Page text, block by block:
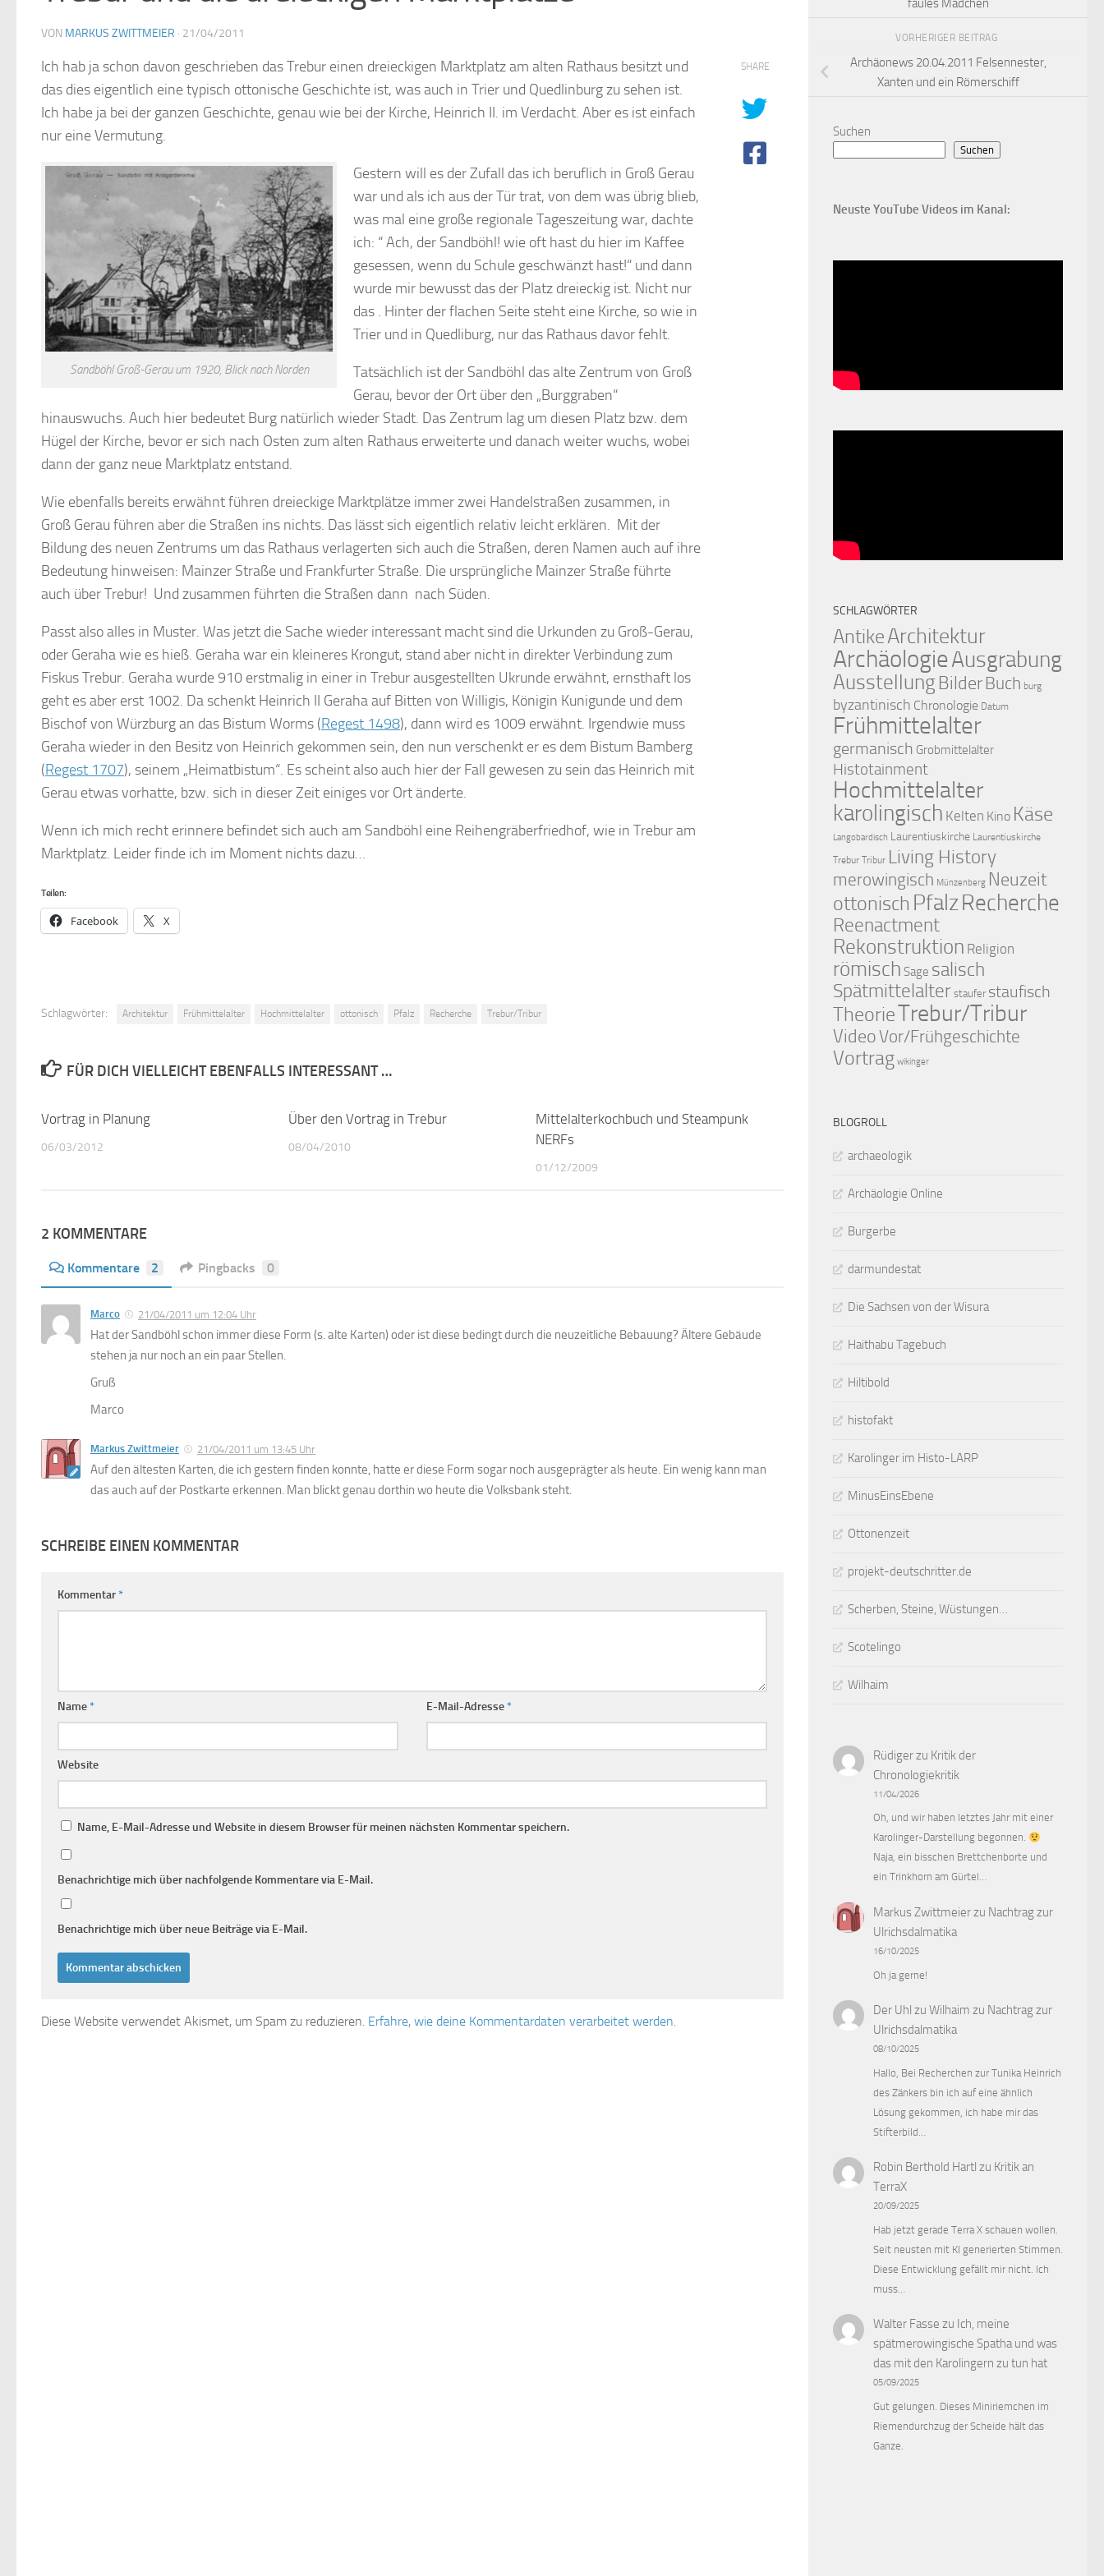
VON MARKUS ZWITTMEIER · 21/04/2011
Ich hab ja schon davon geschrieben das Trebur einen dreieckigen Marktplatz am alten Rathaus besitzt und
das dies eigentlich eine typisch ottonische Geschichte ist, was auch in Trier und Quedlinburg zu sehen ist.
Ich habe ja bei der ganzen Geschichte, genau wie bei der Kirche, Heinrich II. im Verdacht. Aber es ist einfach
nur eine Vermutung.
Sandböhl Groß-Gerau um 1920, Blick nach Norden
Gestern will es der Zufall das ich beruflich in Groß Gerau
war und als ich aus der Tür trat, von dem was übrig blieb,
was mal eine große regionale Tageszeitung war, dachte
ich: “ Ach, der Sandböhl! wie oft hast du hier im Kaffee
gesessen, wenn du Schule geschwänzt hast!“ und dann
wurde mir bewusst das der Platz dreieckig ist. Nicht nur
das . Hinter der flachen Seite steht eine Kirche, so wie in
Trier und in Quedliburg, nur das Rathaus davor fehlt.
Tatsächlich ist der Sandböhl das alte Zentrum von Groß
Gerau, bevor der Ort über den „Burggraben“
hinauswuchs. Auch hier bedeutet Burg natürlich wieder Stadt. Das Zentrum lag um diesen Platz bzw. dem
Hügel der Kirche, bevor er sich nach Osten zum alten Rathaus erweiterte und danach weiter wuchs, wobei
dann der ganz neue Marktplatz entstand.
Wie ebenfalls bereits erwähnt führen dreieckige Marktplätze immer zwei Handelstraßen zusammen, in
Groß Gerau führen aber die Straßen ins nichts. Das lässt sich eigentlich relativ leicht erklären. Mit der
Bildung des neuen Zentrums um das Rathaus verlagerten sich auch die Straßen, deren Namen auch auf ihre
Bedeutung hinweisen: Mainzer Straße und Frankfurter Straße. Die ursprüngliche Mainzer Straße führte
auch über Trebur! Und zusammen führten die Straßen dann nach Süden.
Passt also alles in Muster. Was jetzt die Sache wieder interessant macht sind die Urkunden zu Groß-Gerau,
oder Geraha wie es hieß. Geraha war ein kleineres Krongut, stand aber nicht in direkter Verbindung zum
Fiskus Trebur. Geraha wurde 910 erstmalig in einer in Trebur ausgestellten Ukrunde erwähnt, ernsthaft los
geht es aber erst 1002. Da schenkt Heinrich II Geraha auf Bitten von Willigis, Königin Kunigunde und dem
Bischof von Würzburg an das Bistum Worms (Regest 1498), dann wird es 1009 erwähnt. Irgendwie muss
Geraha wieder in den Besitz von Heinrich gekommen sein, den nun verschenkt er es dem Bistum Bamberg
(Regest 1707), seinem „Heimatbistum“. Es scheint also auch hier der Fall gewesen zu sein das Heinrich mit
Gerau etwas vorhatte, bzw. sich in dieser Zeit einiges vor Ort änderte.
Wenn ich mich recht erinnere befindet sich auch am Sandböhl eine Reihengräberfriedhof, wie in Trebur am
Marktplatz. Leider finde ich im Moment nichts dazu…
Teilen:
Facebook X
SHARE
Schlagwörter: Architektur Frühmittelalter Hochmittelalter ottonisch Pfalz Recherche Trebur/Tribur
FÜR DICH VIELLEICHT EBENFALLS INTERESSANT …
Vortrag in Planung
06/03/2012
Über den Vortrag in Trebur
08/04/2010
Mittelalterkochbuch und Steampunk
NERFs
01/12/2009
2 KOMMENTARE
Kommentare 2 Pingbacks 0
Marco 21/04/2011 um 12:04 Uhr
Hat der Sandböhl schon immer diese Form (s. alte Karten) oder ist diese bedingt durch die neuzeitliche Bebauung? Ältere Gebäude
stehen ja nur noch an ein paar Stellen.
Gruß
Marco
Markus Zwittmeier 21/04/2011 um 13:45 Uhr
Auf den ältesten Karten, die ich gestern finden konnte, hatte er diese Form sogar noch ausgeprägter als heute. Ein wenig kann man
das auch auf der Postkarte erkennen. Man blickt genau dorthin wo heute die Volksbank steht.
SCHREIBE EINEN KOMMENTAR
Kommentar*
Name* E-Mail-Adresse*
Website
Name, E-Mail-Adresse und Website in diesem Browser für meinen nächsten Kommentar speichern.
Benachrichtige mich über nachfolgende Kommentare via E-Mail.
Benachrichtige mich über neue Beiträge via E-Mail.
Diese Website verwendet Akismet, um Spam zu reduzieren. Erfahre, wie deine Kommentardaten verarbeitet werden.
faules Mädchen
VORHERIGER BEITRAG
Archäonews 20.04.2011 Felsennester,
Xanten und ein Römerschiff
Suchen
Suchen
Neuste YouTube Videos im Kanal:
SCHLAGWÖRTER
AntikeArchitektur
ArchäologieAusgrabung
AusstellungBilder Buch burg
byzantinisch Chronologie Datum
Frühmittelalter
germanisch Grobmittelalter
Histotainment
Hochmittelalter
karolingisch Kelten Kino Käse
Langobardisch Laurentiuskirche Laurentiuskirche
Trebur Tribur Living History
merowingisch Münzenberg Neuzeit
ottonisch PfalzRecherche
Reenactment
Rekonstruktion Religion
römisch Sage salisch
Spätmittelalter staufer staufisch
TheorieTrebur/Tribur
VideoVor/Frühgeschichte
Vortrag wikinger
BLOGROLL
archaeologik
Archäologie Online
Burgerbe
darmundestat
Die Sachsen von der Wisura
Haithabu Tagebuch
Hiltibold
histofakt
Karolinger im Histo-LARP
MinusEinsEbene
Ottonenzeit
projekt-deutschritter.de
Scherben, Steine, Wüstungen…
Scotelingo
Wilhaim
Rüdigerzu Kritik der
Chronologiekritik
11/04/2026
Oh, und wir haben letztes Jahr mit einer
Karolinger-Darstellung begonnen.
Naja, ein bisschen Brettchenborte und
ein Trinkhorn am Gürtel…
Markus Zwittmeierzu Nachtrag zur
Ulrichsdalmatika
16/10/2025
Oh ja gerne!
Der Uhl zu Wilhaim zu Nachtrag zur
Ulrichsdalmatika
08/10/2025
Hallo, Bei Recherchen zur Tunika Heinrich
des Zänkers bin ich auf eine ähnlich
Lösung gekommen, ich habe mir das
Stifterbild…
Robin Berthold Hartl zu Kritik an
TerraX
20/09/2025
Hab jetzt gerade Terra X schauen wollen.
Seit neusten mit KI generierten Stimmen.
Diese Entwicklung gefällt mir nicht. Ich
muss…
Walter Fasse zu Ich, meine
spätmerowingische Spatha und was
das mit den Karolingern zu tun hat
05/09/2025
Gut gelungen. Dieses Miniriemchen im
Riemendurchzug der Scheide hält das
Ganze.